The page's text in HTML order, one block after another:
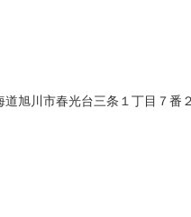
旭川市春光台三条１丁目７